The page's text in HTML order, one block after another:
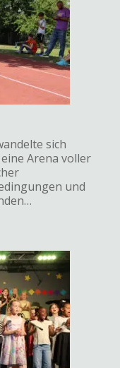
sich
Arena voller
und